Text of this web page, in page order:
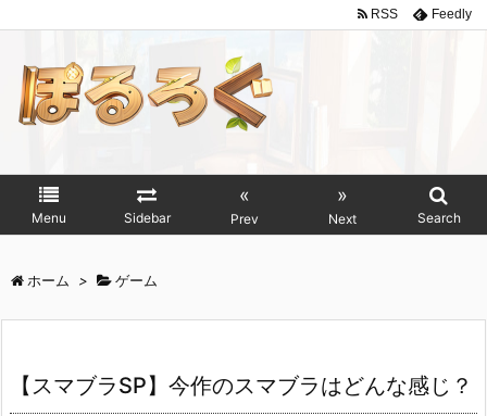
Menu Sidebar
«
Prev
»
Next Search
RSS Feedly
ホーム > ゲーム
【スマブラSP】今作のスマブラはどんな感じ？